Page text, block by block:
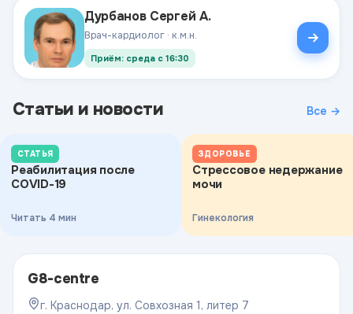
Дурбанов Сергей А.
Врач-кардиолог · к.м.н.
Приём: среда с 16:30
Статьи и новости Все →
СТАТЬЯ
Реабилитация после
COVID-19
Читать 4 мин
ЗДОРОВЬЕ
Стрессовое недержание
мочи
Гинекология
G8-centre
г. Краснодар, ул. Совхозная 1, литер 7